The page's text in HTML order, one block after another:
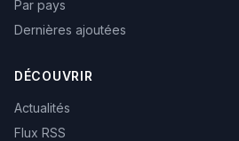
Par pays
Dernières ajoutées
DÉCOUVRIR
Actualités
Flux RSS